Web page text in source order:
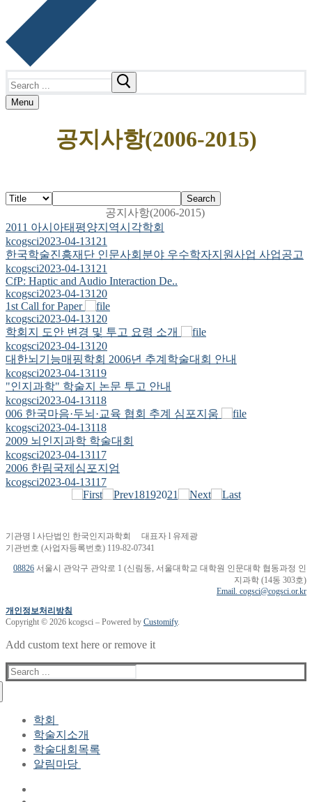
for:
Menu
공지사항(2006-2015)
Search
공지사항(2006-2015)
2011 아시아태평양지역시각학회
kcogsci2023-04-13121
한국학술진흥재단 인문사회분야 우수학자지원사업 사업공고
kcogsci2023-04-13121
CfP: Haptic and Audio Interaction De..
kcogsci2023-04-13120
1st Call for Paper
kcogsci2023-04-13120
학회지 도안 변경 및 투고 요령 소개
kcogsci2023-04-13120
대한뇌기능매핑학회 2006년 추계학술대회 안내
kcogsci2023-04-13119
"인지과학" 학술지 논문 투고 안내
kcogsci2023-04-13118
006 한국마음·두뇌·교육 협회 추계 심포지움
kcogsci2023-04-13118
2009 뇌인지과학 학술대회
kcogsci2023-04-13117
2006 한림국제심포지엄
kcogsci2023-04-13117
18192021
기관명 l 사단법인 한국인지과학회 대표자 l 유제광
기관번호 (사업자등록번호) 119-82-07341
08826 서울시 관악구 관악로 1 (신림동, 서울대학교 대학원 인문대학 협동과정 인
지과학 (14동 303호)
Email. cogsci@cogsci.or.kr
개인정보처리방침
Copyright © 2026 kcogsci – Powered by Customify.
Add custom text here or remove it
Search
for:
학회
학회장 인사말
현 임원진
역대 임원진
학술지소개
학술대회목록
알림마당